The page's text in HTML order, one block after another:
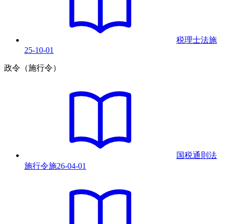
税理士法施
25-10-01
政令（施行令）
国税通則法
施行令施26-04-01